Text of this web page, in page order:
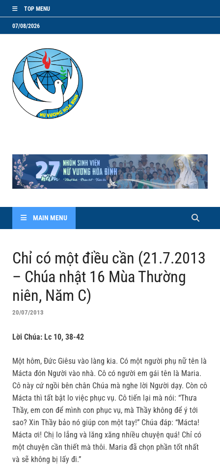
TOP MENU
07/08/2026
MAIN MENU
Chỉ có một điều cần (21.7.2013
– Chúa nhật 16 Mùa Thường
niên, Năm C)
20/07/2013
Lời Chúa: Lc 10, 38-42
Một hôm, Ðức Giêsu vào làng kia. Có một người phụ nữ tên là
Mácta đón Người vào nhà. Cô có người em gái tên là Maria.
Cô này cứ ngồi bên chân Chúa mà nghe lời Người dạy. Còn cô
Mácta thì tất bật lo việc phục vụ. Cô tiến lại mà nói: “Thưa
Thầy, em con để mình con phục vụ, mà Thầy không để ý tới
sao? Xin Thầy bảo nó giúp con một tay!” Chúa đáp: “Mácta!
Mácta ơi! Chị lo lắng và lăng xăng nhiều chuyện quá! Chỉ có
một chuyện cần thiết mà thôi. Maria đã chọn phần tốt nhất
và sẽ không bị lấy đi.”